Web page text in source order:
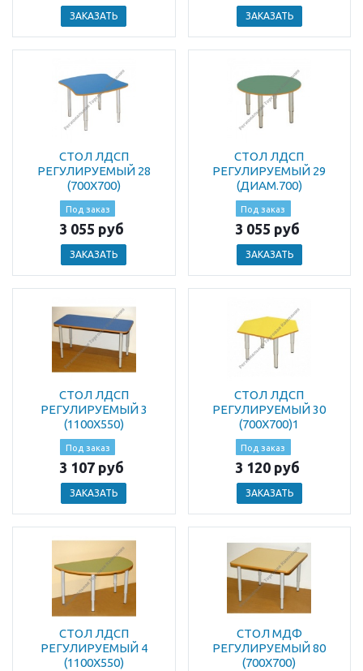
ЗАКАЗАТЬ ЗАКАЗАТЬ
СТОЛ ЛДСП
РЕГУЛИРУЕМЫЙ 28
(700Х700)
Под заказ
3 055 руб
ЗАКАЗАТЬ
СТОЛ ЛДСП
РЕГУЛИРУЕМЫЙ 29
(ДИАМ.700)
Под заказ
3 055 руб
ЗАКАЗАТЬ
СТОЛ ЛДСП
РЕГУЛИРУЕМЫЙ 3
(1100Х550)
Под заказ
3 107 руб
ЗАКАЗАТЬ
СТОЛ ЛДСП
РЕГУЛИРУЕМЫЙ 30
(700Х700)1
Под заказ
3 120 руб
ЗАКАЗАТЬ
СТОЛ ЛДСП
РЕГУЛИРУЕМЫЙ 4
(1100Х550)
СТОЛ МДФ
РЕГУЛИРУЕМЫЙ 80
(700Х700)